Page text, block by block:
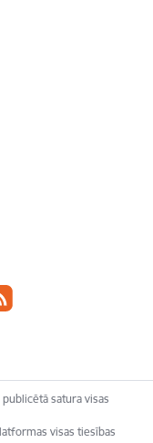
satura visas
visas tiesības